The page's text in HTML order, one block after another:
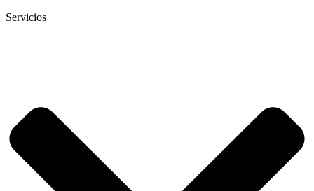
Servicios